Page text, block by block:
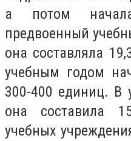
а потом
предвоенный
она составляла
учебным годом
300-400 единиц. В
она составила
учебных